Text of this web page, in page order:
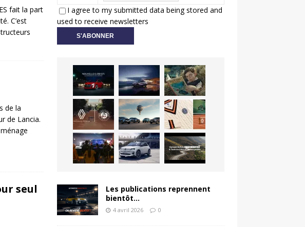
fait la part
C’est
de la
de Lancia.
seul
I agree to my submitted data being stored and
used to receive newsletters
Les publications reprennent
bientôt…
4 avril 2026 0